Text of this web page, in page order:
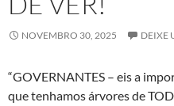
NOVEMBRO 30, 2025 DEIXE
“GOVERNANTES – eis a
que tenhamos árvores de